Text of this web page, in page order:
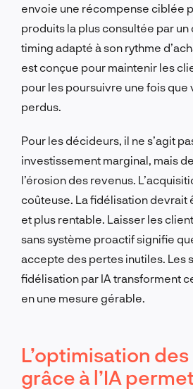
envoie une récompense ciblée
produits la plus consultée par un
timing adapté à son rythme
est conçue pour maintenir les
pour les poursuivre une fois que
perdus.
Pour les décideurs, il ne s’agit
investissement marginal, mais
l’érosion des revenus.
coûteuse. La fidélisation devrait
et plus rentable. Laisser les
sans système proactif signifie
accepte des pertes inutiles. Les
fidélisation par IA transforment
en une mesure gérable.
L’optimisation
grâce à l’IA